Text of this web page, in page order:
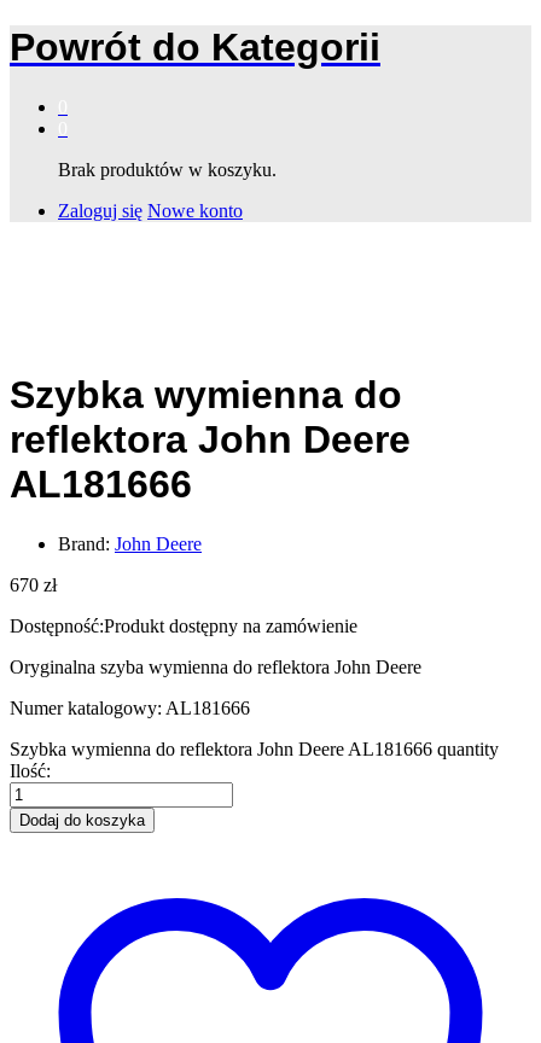
Powrót do Kategorii
Brak produktów w koszyku.
Zaloguj się Nowe konto
Szybka wymienna do
reflektora John Deere
AL181666
Brand: John Deere
670 zł
Dostępność:Produkt dostępny na zamówienie
Oryginalna szyba wymienna do reflektora John Deere
Numer katalogowy: AL181666
Szybka wymienna do reflektora John Deere AL181666 quantity
Ilość:
Dodaj do koszyka